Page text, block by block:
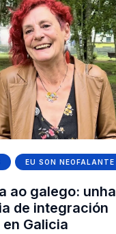
EU SON NEOFALANTE
ao galego: unha
de integración
Galicia